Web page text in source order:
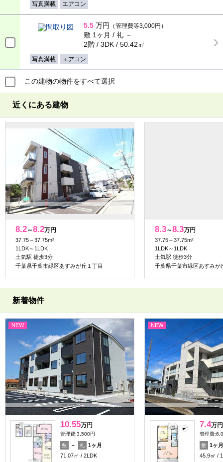
写真満載 エアコン
5.5 万円 （管理費等3,000円）
敷 1ヶ月 / 礼 －
2階 / 3DK / 50.42㎡
写真満載 エアコン
この建物の物件をすべて選択
近くにある建物
8.2～8.2万円
37.75～37.75m²
1LDK～1LDK
土気駅 徒歩3分
千葉県千葉市緑区あすみが丘１丁目
8.3～8.3万円
37.75～37.75m²
1LDK～1LDK
土気駅 徒歩3分
千葉県千葉市緑区あすみが
新着物件
NEW
10.55万円
管理費:3,500円
敷 － 礼
1ヶ月
71.07㎡
2LDK
NEW
7.4万円
管理費
敷
1ヶ月
45.9㎡